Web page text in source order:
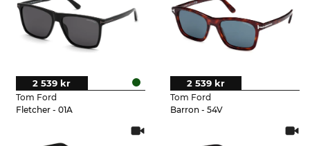
Tom Ford
Fletcher - 01A
2 539 kr
Tom Ford
Barron - 54V
2 539 kr